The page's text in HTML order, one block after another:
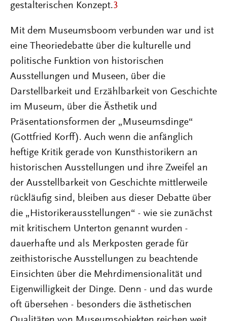
gestalterischen Konzept.3
Mit dem Museumsboom verbunden war und ist
eine Theoriedebatte über die kulturelle und
politische Funktion von historischen
Ausstellungen und Museen, über die
Darstellbarkeit und Erzählbarkeit von Geschichte
im Museum, über die Ästhetik und
Präsentationsformen der „Museumsdinge“
(Gottfried Korff). Auch wenn die anfänglich
heftige Kritik gerade von Kunsthistorikern an
historischen Ausstellungen und ihre Zweifel an
der Ausstellbarkeit von Geschichte mittlerweile
rückläufig sind, bleiben aus dieser Debatte über
die „Historikerausstellungen“ - wie sie zunächst
mit kritischem Unterton genannt wurden -
dauerhafte und als Merkposten gerade für
zeithistorische Ausstellungen zu beachtende
Einsichten über die Mehrdimensionalität und
Eigenwilligkeit der Dinge. Denn - und das wurde
oft übersehen - besonders die ästhetischen